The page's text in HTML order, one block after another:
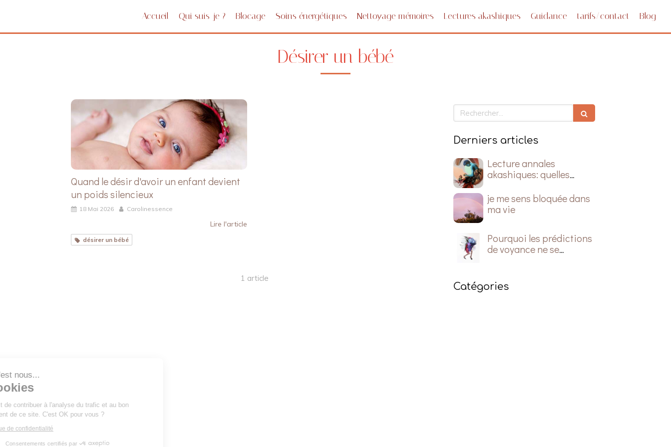
Accueil Qui suis-je ? Blocage Soins énergétiques Nettoyage mémoires Lectures akashiques Guidance tarifs/contact Blog
Désirer un bébé
Quand le désir d'avoir un enfant devient
un poids silencieux
18 Mai 2026 Carolinessence
Lire l'article
désirer un bébé
1 article
Rechercher
Derniers articles
Lecture annales
akashiques: quelles
je me sens bloquée dans
ma vie
Pourquoi les prédictions
de voyance ne se
Catégories
Bonjour c'est nous...
Les Cookies
Notre rôle est de contribuer à l'analyse du trafic et au bon
fonctionnement de ce site. C'est OK pour vous ?
Lire la politique de confidentialité
Consentements certifiés par